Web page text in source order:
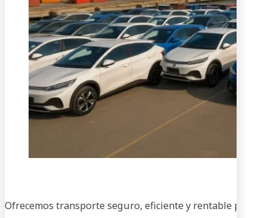
Ofrecemos transporte seguro, eficiente y rentable para